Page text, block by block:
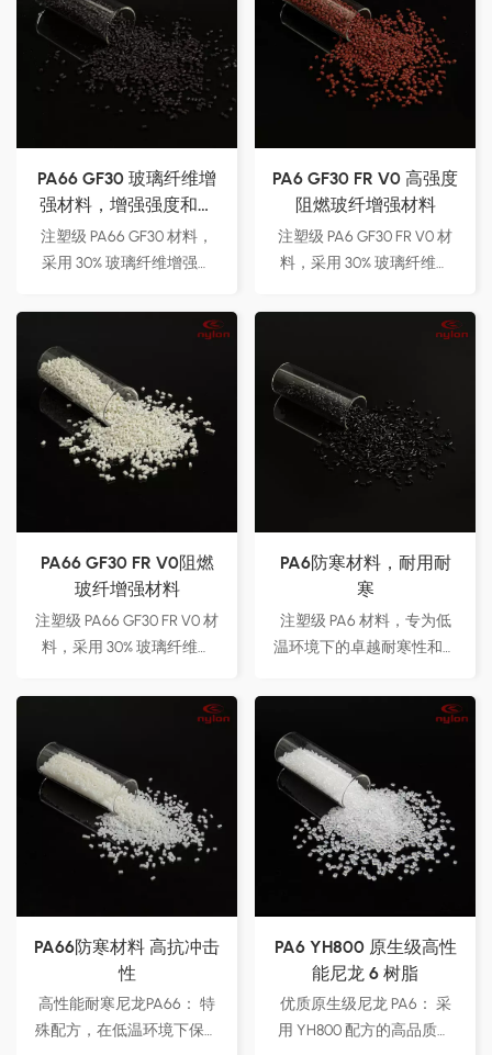
工具和工业齿轮。 厂家直
供： 可定制选项以满足特
定的处理和性能要求。
备、电动工具和工业设备，
确保在高压条件下保持一致
的性能。厂家直供，可定制
配方，满足各种应用需求。
PA66 GF30 玻璃纤维增​​
强材料，增强强度和耐
用性
注塑级 PA66 GF30 材料，
采用 30% 玻璃纤维增​​强，
击性。非常适合汽车零部
件、电子设备、电动工具和
工业设备，确保在苛刻的环
境下实现卓越的性能。厂家
直接供应，提供可定制选
项，满足不同的应用需求。
PA6 GF30 FR V0 高强度
阻燃玻纤增强材料
注塑级 PA6 GF30 FR V0 材
料，采用 30% 玻璃纤维增​​
度。符合 UL94 V-0 认证的
阻燃剂，为安全关键应用提
供出色的耐火性。非常适合
汽车零部件、电子设备和工
业设备，确保在高温下可靠
的性能。厂家直接供应，可
定制配方，满足不同的应用
PA66 GF30 FR V0阻燃
玻纤增强材料
注塑级 PA66 GF30 FR V0 材
料，采用 30% 玻璃纤维增​​
燃等级达到 UL94 V-0确保
关键应用中的高水平防火安
全。 适用于汽车零部件、
电子设备和工业设备，在极
端条件下提供可靠的性能。
厂家直供，可定制配方 满
足各种行业需求。
PA6防寒材料，耐用耐
寒
注塑级 PA6 材料，专为低
温环境下的卓越耐寒性和耐
零部件、户外设备和需要在
极寒环境下提供可靠性能的
工业应用。厂家直接供应可
定制配方，满足特定的应用
需求。
PA66防寒材料 高抗冲击
性
高性能耐寒尼龙PA66： 特
殊配方，在低温环境下保持
PA6 YH800 原生级高性
能尼龙 6 树脂
优质原生级尼龙 PA6： 采
用 YH800 配方的高品质未